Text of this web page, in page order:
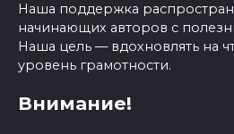
Наша поддержка
начинающих авторов с
Наша цель — вдохновлять на
уровень грамотности.
Внимание!